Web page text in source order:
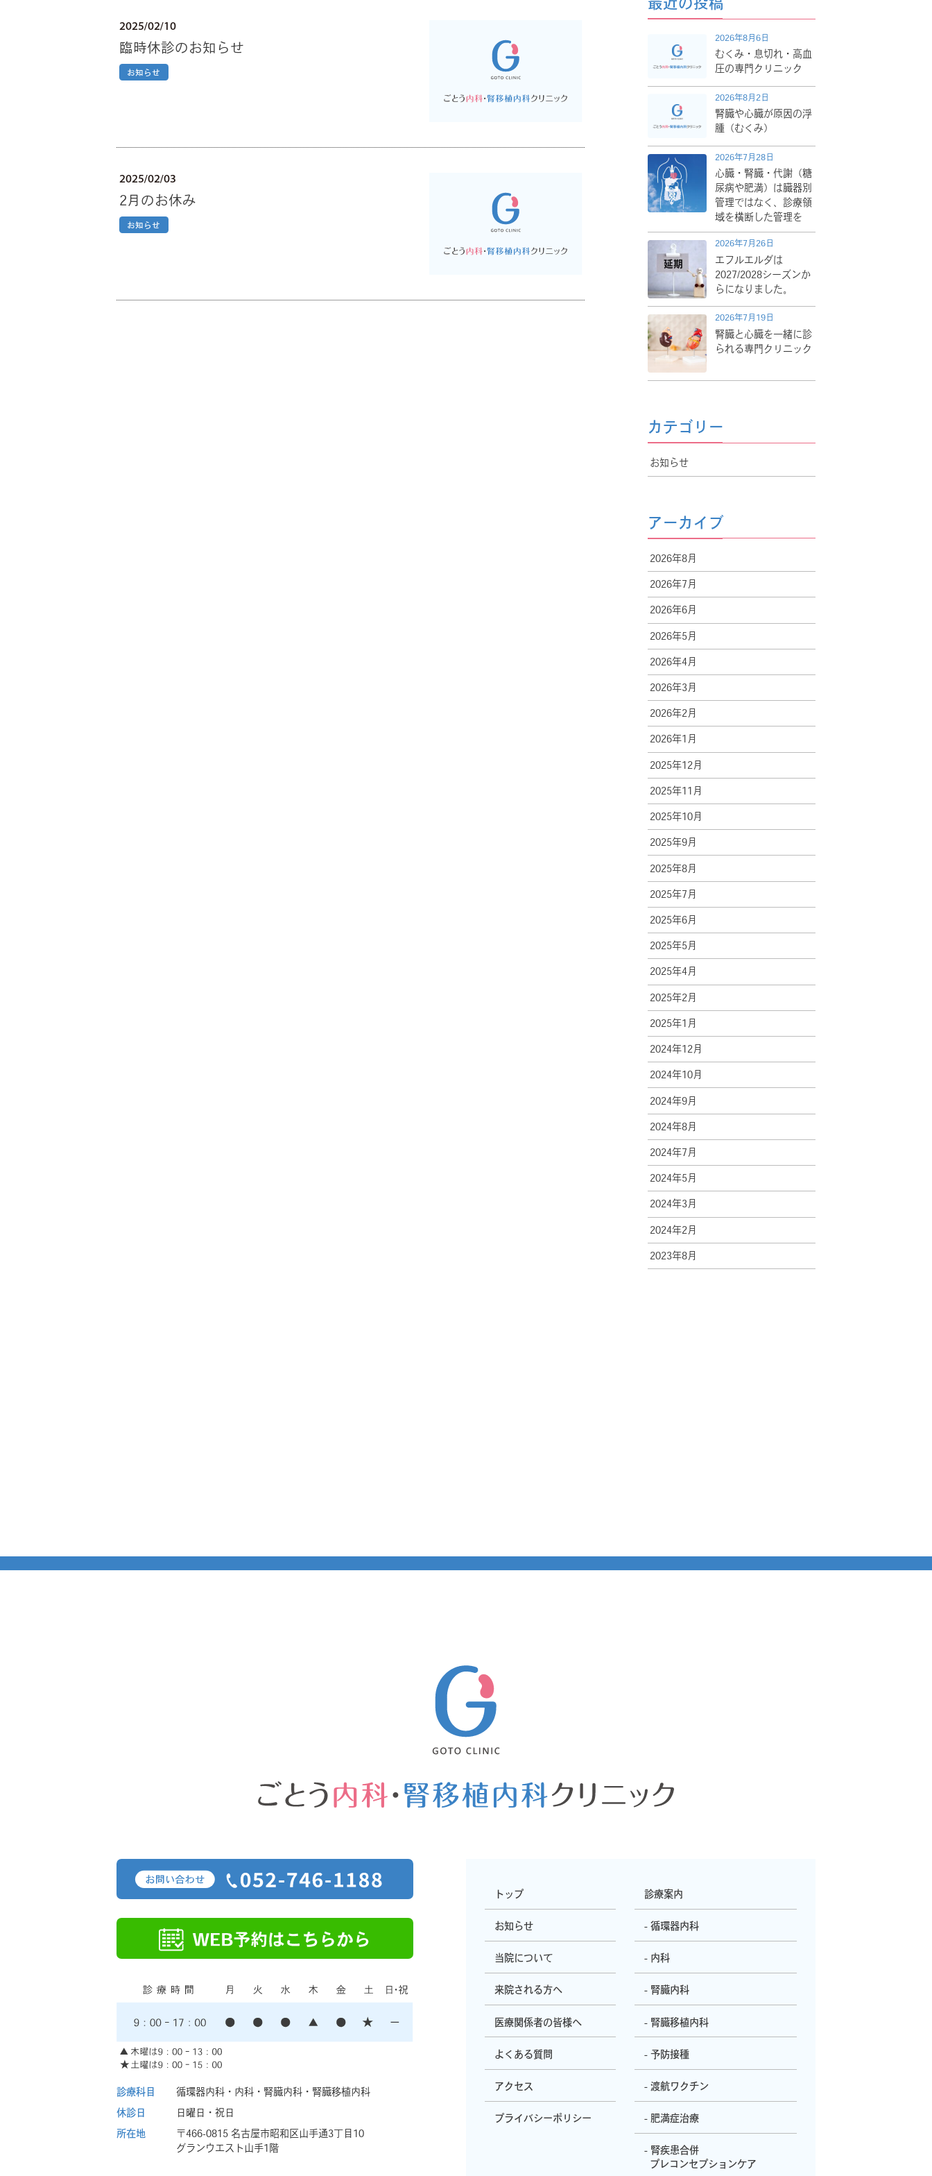
2025/02/10
臨時休診のお知らせ
お知らせ
2025/02/03
2月のお休み
お知らせ
むくみ・息切れ・高血
圧の専門クリニック
2026年8月6日
腎臓や心臓が原因の浮
腫（むくみ）
2026年8月2日
心臓・腎臓・代謝（糖
尿病や肥満）は臓器別
管理ではなく、診療領
域を横断した管理を
2026年7月28日
エフルエルダは
2027/2028シーズンか
らになりました。
2026年7月26日
腎臓と心臓を一緒に診
られる専門クリニック
2026年7月19日
カテゴリー
お知らせ
アーカイブ
2026年8月
2026年7月
2026年6月
2026年5月
2026年4月
2026年3月
2026年2月
2026年1月
2025年12月
2025年11月
2025年10月
2025年9月
2025年8月
2025年7月
2025年6月
2025年5月
2025年4月
2025年2月
2025年1月
2024年12月
2024年10月
2024年9月
2024年8月
2024年7月
2024年5月
2024年3月
2024年2月
2023年8月
診療科目 循環器内科・内科・ 腎臓内科・腎臓移植内科
休診日
日曜日・祝日
所在地
〒466-0815 名古屋市昭和区山手通3丁目10
グランウエスト山手1階
トップ
お知らせ
当院について
来院される方へ
医療関係者の皆様へ
よくある質問
アクセス
プライバシーポリシー
診療案内
- 循環器内科
- 内科
- 腎臓内科
- 腎臓移植内科
- 予防接種
- 渡航ワクチン
- 肥満症治療
- 腎疾患合併
プレコンセプションケア